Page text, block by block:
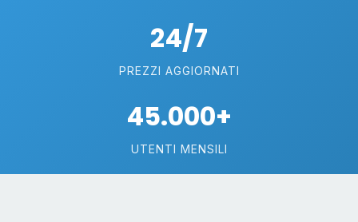
24/7
PREZZI AGGIORNATI
45.000+
UTENTI MENSILI